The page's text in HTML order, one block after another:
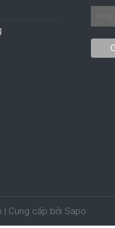
| Cung cấp bởi Sapo